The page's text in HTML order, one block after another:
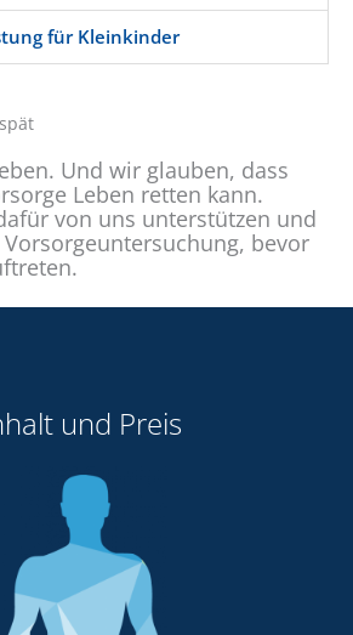
für Kleinkinder
Und wir glauben, dass
Leben retten kann.
von uns unterstützen und
bevor
und Preis